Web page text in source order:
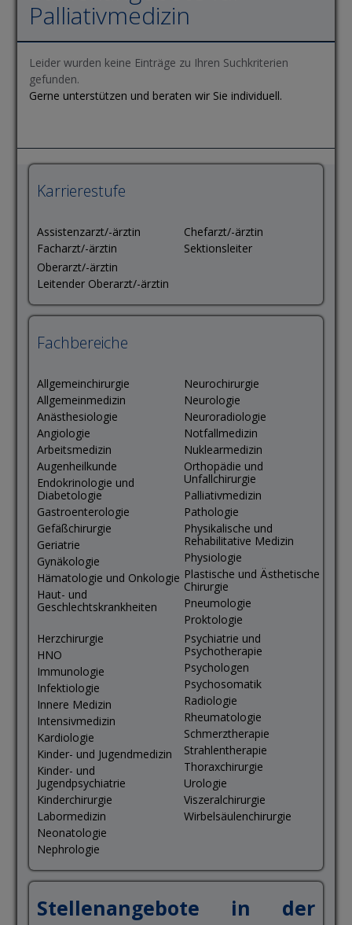
Palliativmedizin
Leider wurden keine Einträge zu Ihren Suchkriterien
gefunden.
Gerne unterstützen und beraten wir Sie individuell.
Karrierestufe
Assistenzarzt/-ärztin
Facharzt/-ärztin
Oberarzt/-ärztin
Leitender Oberarzt/-ärztin
Chefarzt/-ärztin
Sektionsleiter
Fachbereiche
Allgemeinchirurgie
Allgemeinmedizin
Anästhesiologie
Angiologie
Arbeitsmedizin
Augenheilkunde
Endokrinologie und
Diabetologie
Gastroenterologie
Gefäßchirurgie
Geriatrie
Gynäkologie
Hämatologie und Onkologie
Haut- und
Geschlechtskrankheiten
Herzchirurgie
HNO
Immunologie
Infektiologie
Innere Medizin
Intensivmedizin
Kardiologie
Kinder- und Jugendmedizin
Kinder- und
Jugendpsychiatrie
Kinderchirurgie
Labormedizin
Neonatologie
Nephrologie
Neurochirurgie
Neurologie
Neuroradiologie
Notfallmedizin
Nuklearmedizin
Orthopädie und
Unfallchirurgie
Palliativmedizin
Pathologie
Physikalische und
Rehabilitative Medizin
Physiologie
Plastische und Ästhetische
Chirurgie
Pneumologie
Proktologie
Psychiatrie und
Psychotherapie
Psychologen
Psychosomatik
Radiologie
Rheumatologie
Schmerztherapie
Strahlentherapie
Thoraxchirurgie
Urologie
Viszeralchirurgie
Wirbelsäulenchirurgie
Stellenangebote in der